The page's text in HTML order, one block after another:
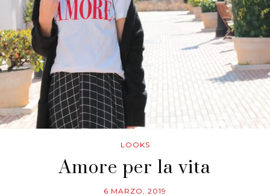
LOOKS
Amore per la vita
6 MARZO, 2019